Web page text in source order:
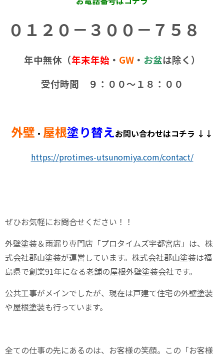
０１２０－３００－７５８
年中無休（年末年始 ・ GW・ お盆は除く）
受付時間 ９：００～１８：００
外壁 ・ 屋根塗り替えお問い合わせはコチラ ↓↓
https://protimes-utsunomiya.com/contact/
ぜひお気軽にお問合せください！！
外壁塗装＆雨漏り専門店「プロタイムズ宇都宮店」は、株
式会社郡山塗装が運営しています。株式会社郡山塗装は福
島県で創業91年になる老舗の屋根外壁塗装会社です。
公共工事がメインでしたが、現在は戸建て住宅の外壁塗装
や屋根塗装も行っています。
全ての仕事の先にあるのは、お客様の笑顔。この「お客様